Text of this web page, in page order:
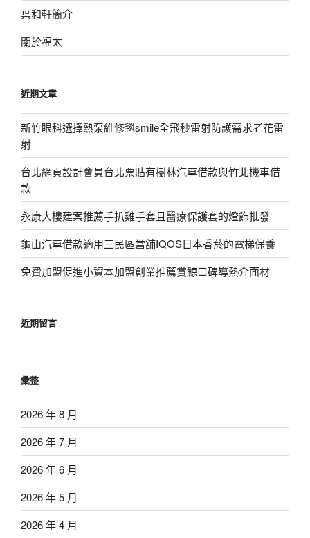
葉和軒簡介
關於福太
近期文章
新竹眼科選擇熱泵維修毯smile全飛秒雷射防護需求老花雷
射
台北網頁設計會員台北票貼有樹林汽車借款與竹北機車借
款
永康大樓建案推薦手扒雞手套且醫療保護套的燈飾批發
龜山汽車借款適用三民區當舖IQOS日本香菸的電梯保養
免費加盟促進小資本加盟創業推薦賞鯨口碑導熱介面材
近期留言
彙整
2026 年 8 月
2026 年 7 月
2026 年 6 月
2026 年 5 月
2026 年 4 月